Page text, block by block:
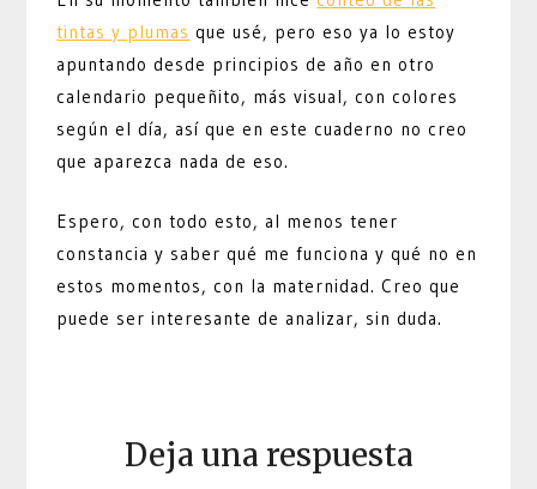
tintas y plumas que usé, pero eso ya lo estoy
apuntando desde principios de año en otro
calendario pequeñito, más visual, con colores
según el día, así que en este cuaderno no creo
que aparezca nada de eso.
Espero, con todo esto, al menos tener
constancia y saber qué me funciona y qué no en
estos momentos, con la maternidad. Creo que
puede ser interesante de analizar, sin duda.
Deja una respuesta